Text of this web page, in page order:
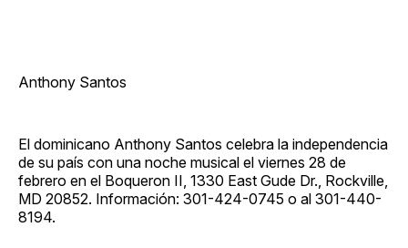
Anthony Santos
El dominicano Anthony Santos celebra la independencia
de su país con una noche musical el viernes 28 de
febrero en el Boqueron II, 1330 East Gude Dr., Rockville,
MD 20852. Información: 301-424-0745 o al 301-440-
8194.